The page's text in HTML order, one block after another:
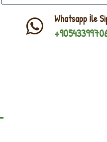
Whatsapp İle